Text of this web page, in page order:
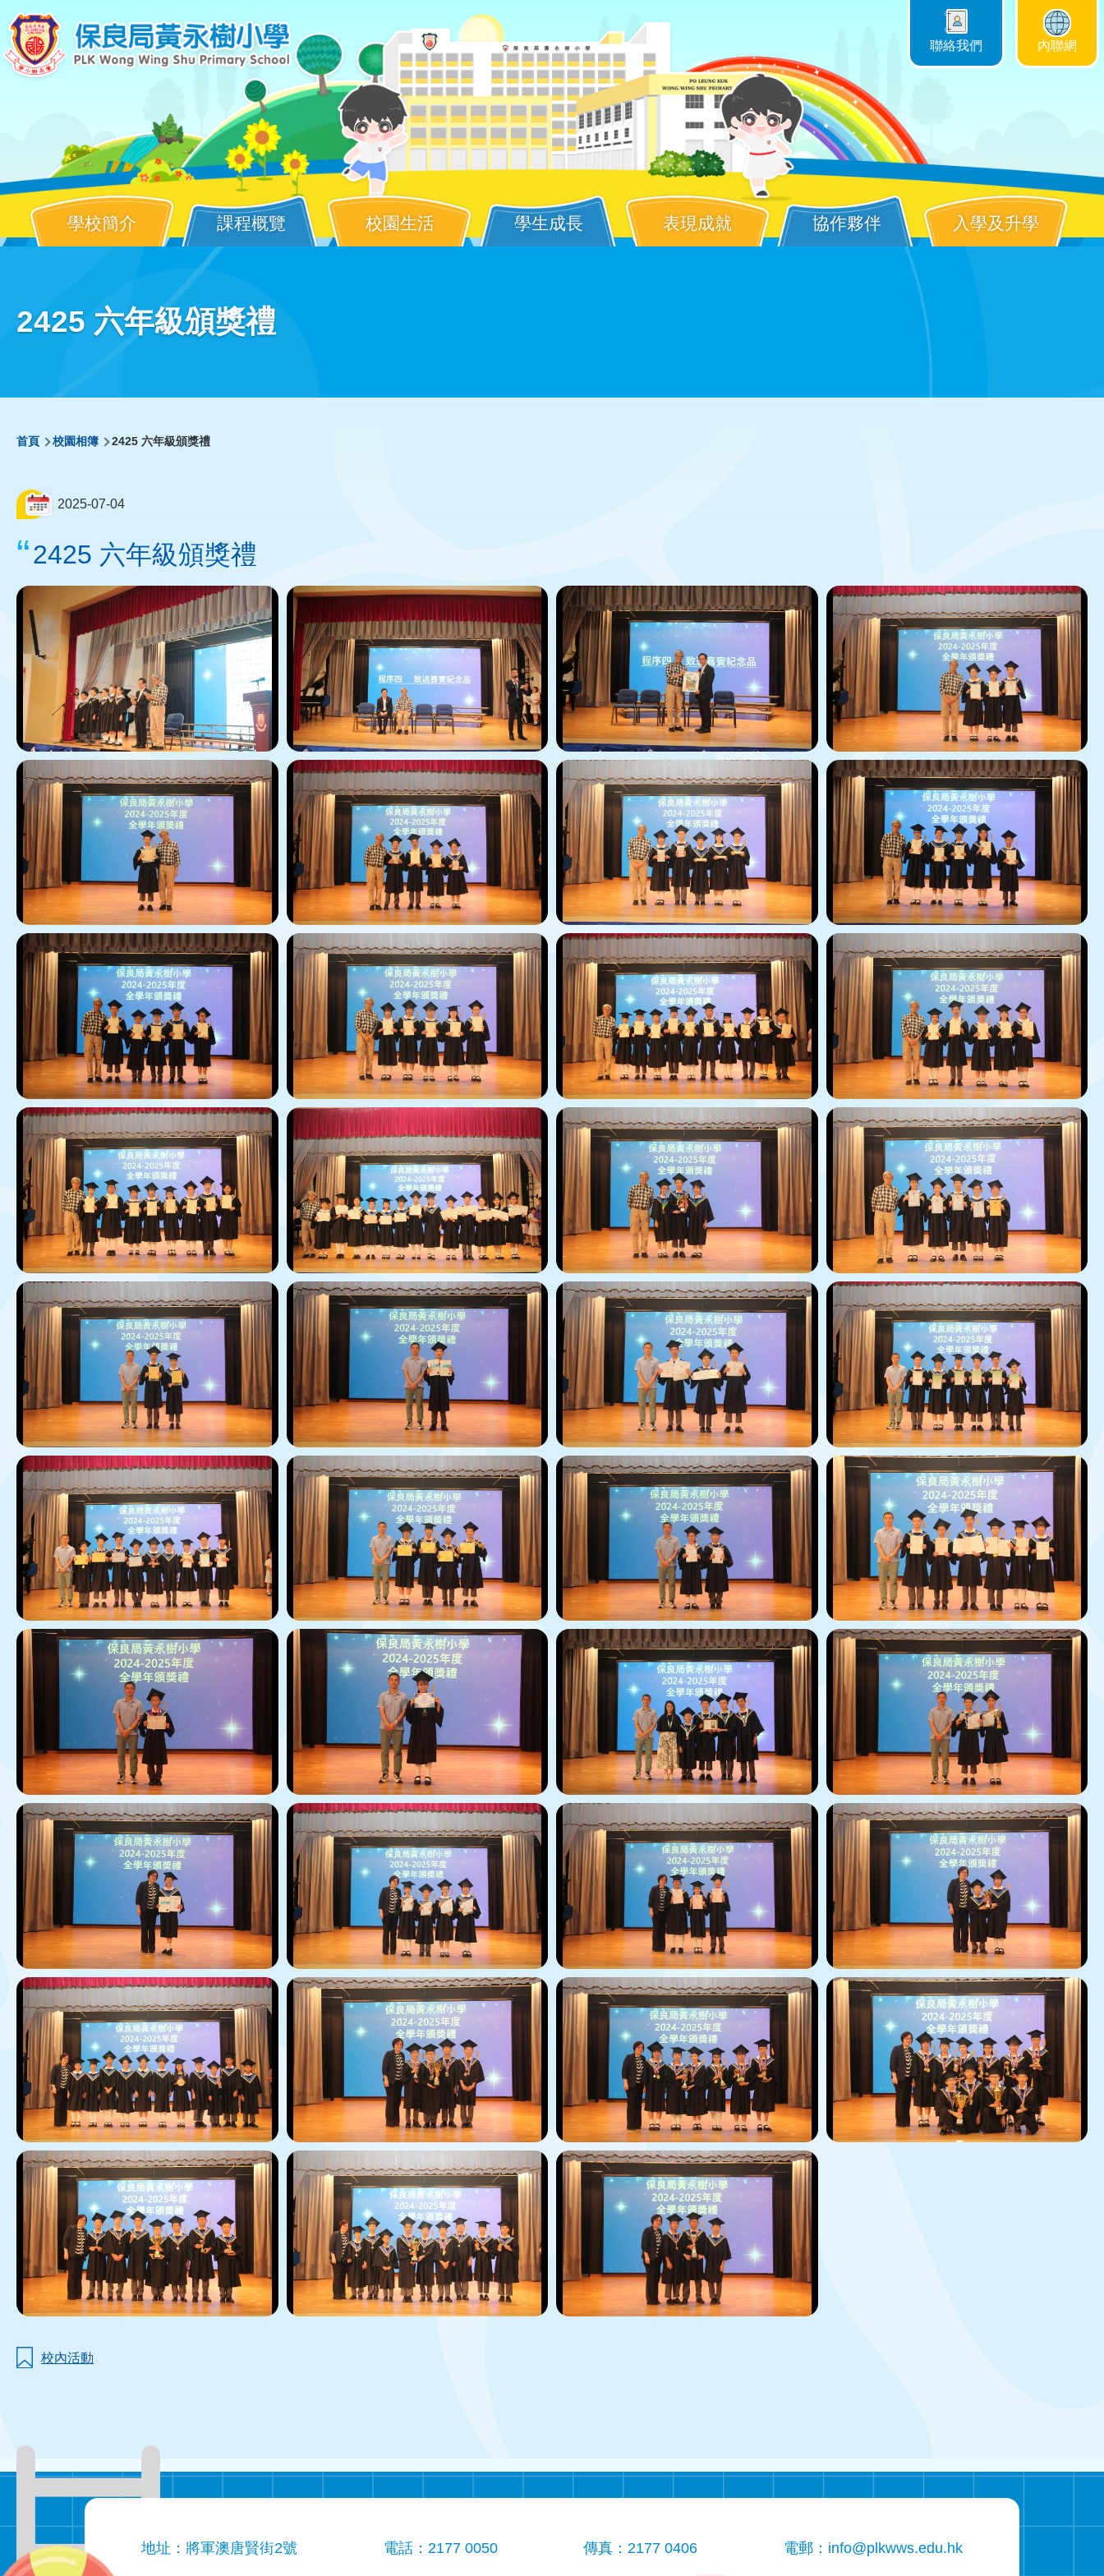
移至主內容
聯絡我們 內聯網
navigation
學校簡介 課程概覽 校園生活 學生成長 表現成就 協作夥伴 入學及升學
2425 六年級頒獎禮
導
航
連
結
首頁 校園相簿 2425 六年級頒獎禮
2025-07-04
2425 六年級頒獎禮
校內活動
地址：將軍澳唐賢街2號 電話：2177 0050 傳真：2177 0406 電郵： info@plkwws.edu.hk